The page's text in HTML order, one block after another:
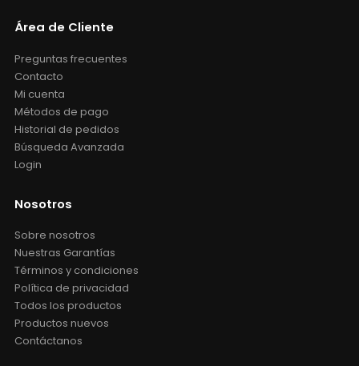
Área de Cliente
Preguntas frecuentes
Contacto
Mi cuenta
Métodos de pago
Historial de pedidos
Búsqueda Avanzada
Login
Nosotros
Sobre nosotros
Nuestras Garantías
Términos y condiciones
Política de privacidad
Todos los productos
Productos nuevos
Contáctanos